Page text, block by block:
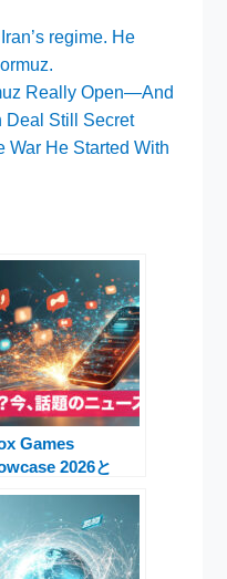
regime. He
Really Open—And
Deal Still Secret
War He Started With
Games
2026と
情報まとめ